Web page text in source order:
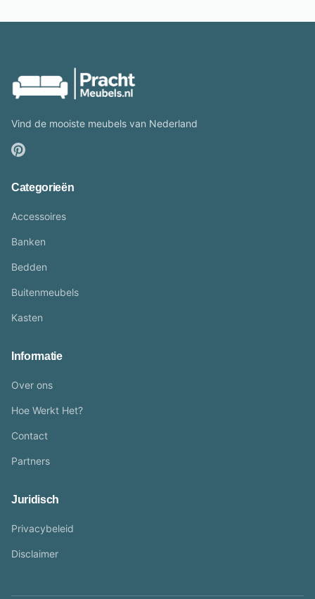
Vind de mooiste meubels van Nederland
Categorieën
Accessoires
Banken
Bedden
Buitenmeubels
Kasten
Informatie
Over ons
Hoe Werkt Het?
Contact
Partners
Juridisch
Privacybeleid
Disclaimer